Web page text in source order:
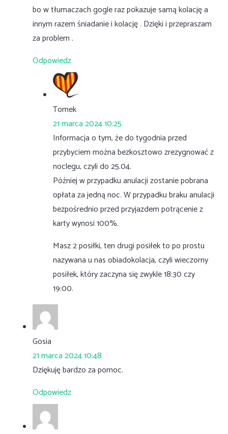
bo w tłumaczach gogle raz pokazuje samą kolację a
innym razem śniadanie i kolację . Dzięki i przepraszam
za problem .
Odpowiedz
Tomek
21 marca 2024 10:25
Informacja o tym, że do tygodnia przed
przybyciem można bezkosztowo zrezygnować z
noclegu, czyli do 25.04.
Później w przypadku anulacji zostanie pobrana
opłata za jedną noc. W przypadku braku anulacji
bezpośrednio przed przyjazdem potrącenie z
karty wynosi 100%.
Masz 2 posiłki, ten drugi posiłek to po prostu
nazywana u nas obiadokolacja, czyli wieczorny
posiłek, który zaczyna się zwykle 18:30 czy
19:00.
Gosia
21 marca 2024 10:48
Dziękuję bardzo za pomoc.
Odpowiedz